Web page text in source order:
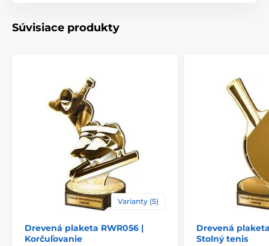
Spôsob personalizácie
Súvisiace produkty
Varianty (5)
Drevená plaketa RWR056 |
Korčuľovanie
Drevená
Stolný tenis